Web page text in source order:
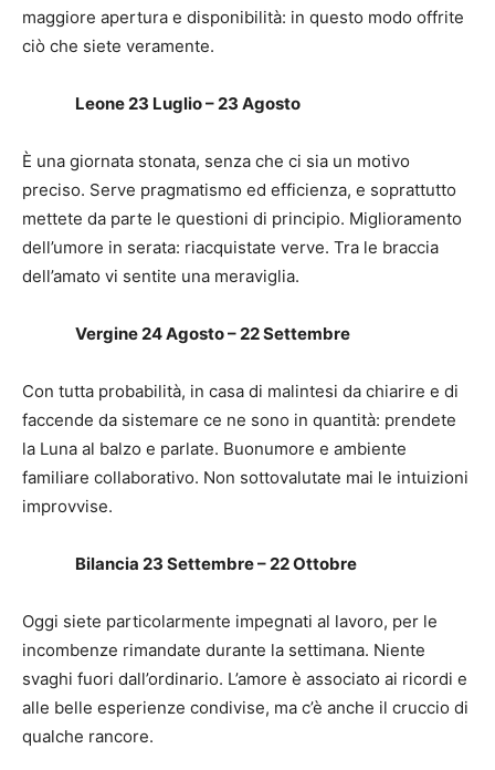
maggiore apertura e disponibilità: in questo modo offrite
ciò che siete veramente.
Leone 23 Luglio – 23 Agosto
È una giornata stonata, senza che ci sia un motivo
preciso. Serve pragmatismo ed efficienza, e soprattutto
mettete da parte le questioni di principio. Miglioramento
dell’umore in serata: riacquistate verve. Tra le braccia
dell’amato vi sentite una meraviglia.
Vergine 24 Agosto – 22 Settembre
Con tutta probabilità, in casa di malintesi da chiarire e di
faccende da sistemare ce ne sono in quantità: prendete
la Luna al balzo e parlate. Buonumore e ambiente
familiare collaborativo. Non sottovalutate mai le intuizioni
improvvise.
Bilancia 23 Settembre – 22 Ottobre
Oggi siete particolarmente impegnati al lavoro, per le
incombenze rimandate durante la settimana. Niente
svaghi fuori dall’ordinario. L’amore è associato ai ricordi e
alle belle esperienze condivise, ma c’è anche il cruccio di
qualche rancore.